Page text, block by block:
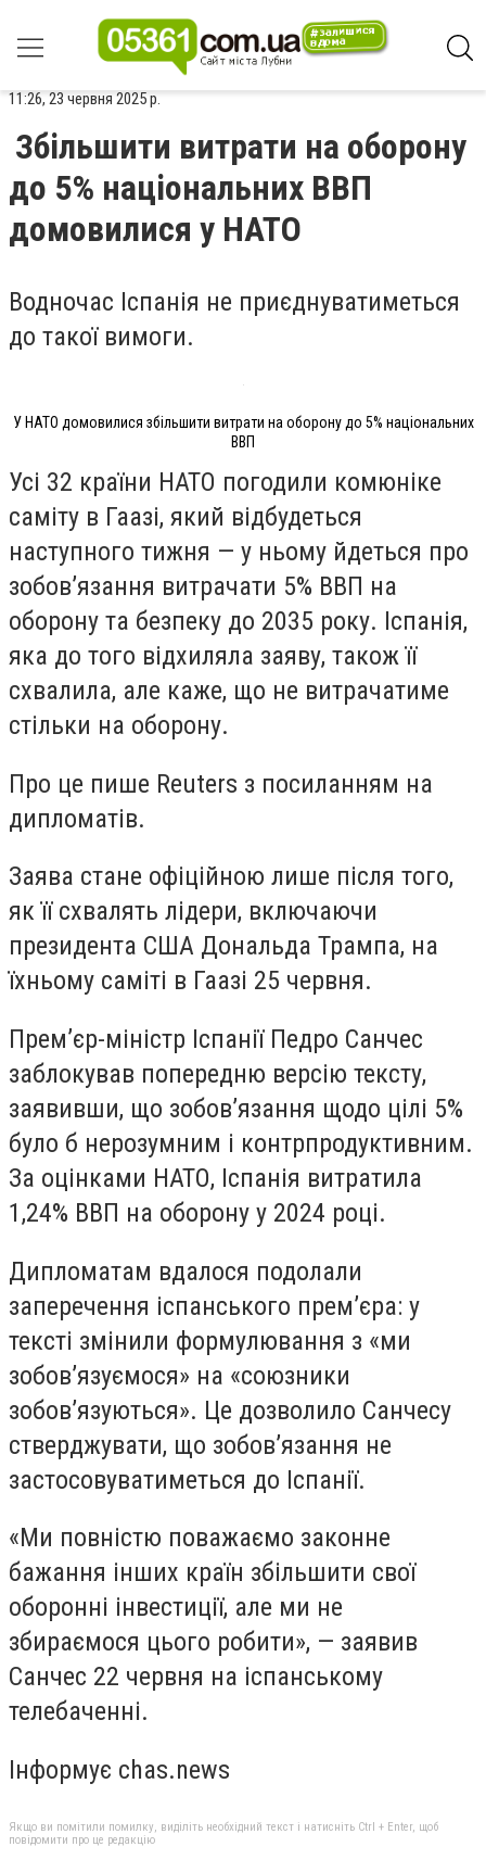
11:26, 23 червня 2025 р.
Збільшити витрати на оборону
до 5% національних ВВП
домовилися у НАТО
Водночас Іспанія не приєднуватиметься
до такої вимоги.
У НАТО домовилися збільшити витрати на оборону до 5% національних
ВВП
Усі 32 країни НАТО погодили комюніке
саміту в Гаазі, який відбудеться
наступного тижня — у ньому йдеться про
зобовʼязання витрачати 5% ВВП на
оборону та безпеку до 2035 року. Іспанія,
яка до того відхиляла заяву, також її
схвалила, але каже, що не витрачатиме
стільки на оборону.
Про це пише Reuters з посиланням на
дипломатів.
Заява стане офіційною лише після того,
як її схвалять лідери, включаючи
президента США Дональда Трампа, на
їхньому саміті в Гаазі 25 червня.
Премʼєр-міністр Іспанії Педро Санчес
заблокував попередню версію тексту,
заявивши, що зобовʼязання щодо цілі 5%
було б нерозумним і контрпродуктивним.
За оцінками НАТО, Іспанія витратила
1,24% ВВП на оборону у 2024 році.
Дипломатам вдалося подолали
заперечення іспанського премʼєра: у
тексті змінили формулювання з «ми
зобовʼязуємося» на «союзники
зобовʼязуються». Це дозволило Санчесу
стверджувати, що зобовʼязання не
застосовуватиметься до Іспанії.
«Ми повністю поважаємо законне
бажання інших країн збільшити свої
оборонні інвестиції, але ми не
збираємося цього робити», — заявив
Санчес 22 червня на іспанському
телебаченні.
Інформує chas.news
Якщо ви помітили помилку, виділіть необхідний текст і натисніть Ctrl + Enter, щоб
повідомити про це редакцію